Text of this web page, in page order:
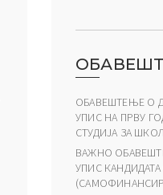
ОБАВЕШТЕЊЕ О
УПИС НА ПРВУ
СТУДИЈА ЗА
ВАЖНО
УПИС